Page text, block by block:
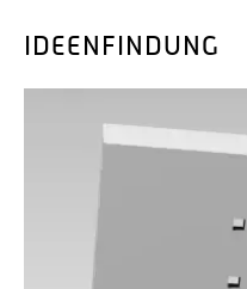
IDEENFINDUNG